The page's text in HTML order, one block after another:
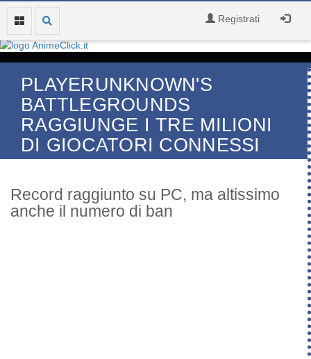
Registrati
PLAYERUNKNOWN'S
BATTLEGROUNDS
RAGGIUNGE I TRE MILIONI
DI GIOCATORI CONNESSI
Record raggiunto su PC, ma altissimo
anche il numero di ban